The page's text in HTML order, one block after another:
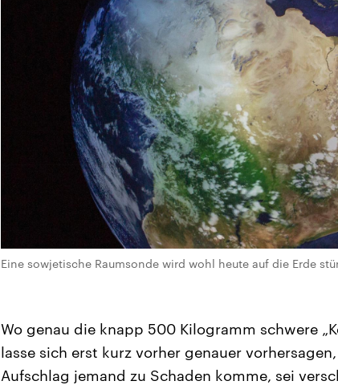
Eine sowjetische Raumsonde wird wohl heute auf die Erde
Wo genau die knapp 500 Kilogramm schwere
lasse sich erst kurz vorher genauer
Aufschlag jemand zu Schaden komme, sei